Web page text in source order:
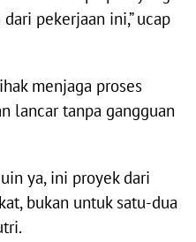
pekerjaan ini,” ucap
menjaga proses
lancar tanpa gangguan
ya, ini proyek dari
bukan untuk satu-dua